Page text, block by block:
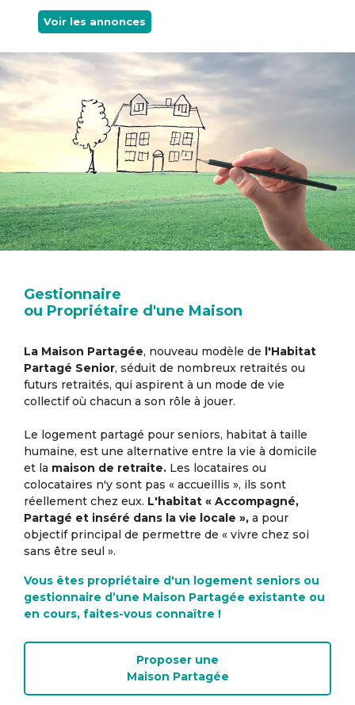
Voir les annonces
Gestionnaire
ou Propriétaire d'une Maison
La Maison Partagée, nouveau modèle de l'Habitat
Partagé Senior, séduit de nombreux retraités ou
futurs retraités, qui aspirent à un mode de vie
collectif où chacun a son rôle à jouer.
Le logement partagé pour seniors, habitat à taille
humaine, est une alternative entre la vie à domicile
et la maison de retraite. Les locataires ou
colocataires n'y sont pas « accueillis », ils sont
réellement chez eux. L'habitat « Accompagné,
Partagé et inséré dans la vie locale », a pour
objectif principal de permettre de « vivre chez soi
sans être seul ».
Vous êtes propriétaire d'un logement seniors ou
gestionnaire d’une Maison Partagée existante ou
en cours, faites-vous connaître !
Proposer une
Maison Partagée